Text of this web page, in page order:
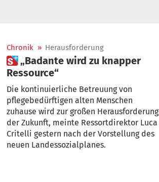
Chronik » Herausforderung
 „Badante wird zu knapper
Ressource“
Die kontinuierliche Betreuung von
pflegebedürftigen alten Menschen
zuhause wird zur großen Herausforderung
der Zukunft, meinte Ressortdirektor Luca
Critelli gestern nach der Vorstellung des
neuen Landessozialplanes.